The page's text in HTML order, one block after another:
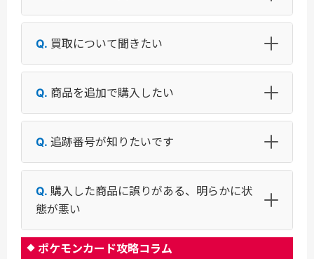
買取について聞きたい
商品を追加で購入したい
追跡番号が知りたいです
購入した商品に誤りがある、明らかに状
態が悪い
ポケモンカード攻略コラム